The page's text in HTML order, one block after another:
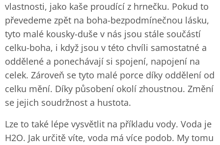
vlastnosti, jako kaše proudící z hrnečku. Pokud to
převedeme zpět na boha-bezpodmínečnou lásku,
tyto malé kousky-duše v nás jsou stále součástí
celku-boha, i když jsou v této chvíli samostatné a
oddělené a ponechávají si spojení, napojení na
celek. Zároveň se tyto malé porce díky oddělení od
celku mění. Díky působení okolí zhoustnou. Změní
se jejich soudržnost a hustota.
Lze to také lépe vysvětlit na příkladu vody. Voda je
H2O. Jak určitě víte, voda má více podob. My tomu